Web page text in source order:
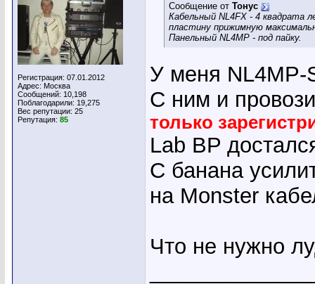
Регистрация: 07.01.2012
Адрес: Москва
Сообщений: 10,198
Поблагодарили: 19,275
Вес репутации: 25
Репутация: 85
Сообщение от Тонус
Кабельный NL4FX - 4 квадрата
пластину прижимную
Панельный NL4MP - под пайку.
У меня NL4MP-
С ним и
только
Lab BP
С банана
на Monster
Что не нужно